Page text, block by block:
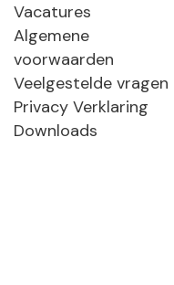
Vacatures
Algemene
voorwaarden
Veelgestelde vragen
Privacy Verklaring
Downloads